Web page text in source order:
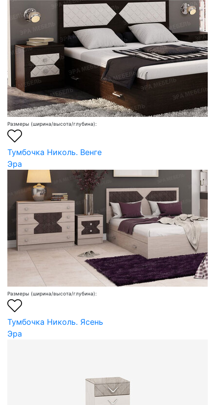
Размеры (ширина/высота/глубина):
Тумбочка Николь. Венге
Эра
Размеры (ширина/высота/глубина):
Тумбочка Николь. Ясень
Эра